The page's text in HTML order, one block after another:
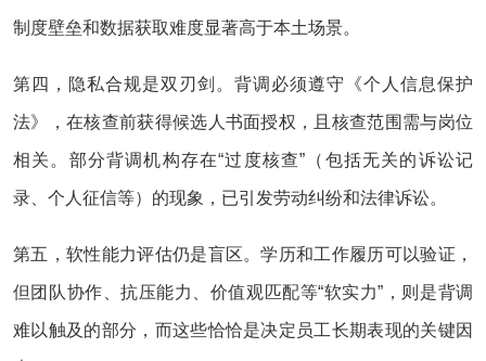
制度壁垒和数据获取难度显著高于本土场景。
第四，隐私合规是双刃剑。背调必须遵守《个人信息保护
法》，在核查前获得候选人书面授权，且核查范围需与岗位
相关。部分背调机构存在“过度核查”（包括无关的诉讼记
录、个人征信等）的现象，已引发劳动纠纷和法律诉讼。
第五，软性能力评估仍是盲区。学历和工作履历可以验证，
但团队协作、抗压能力、价值观匹配等“软实力”，则是背调
难以触及的部分，而这些恰恰是决定员工长期表现的关键因